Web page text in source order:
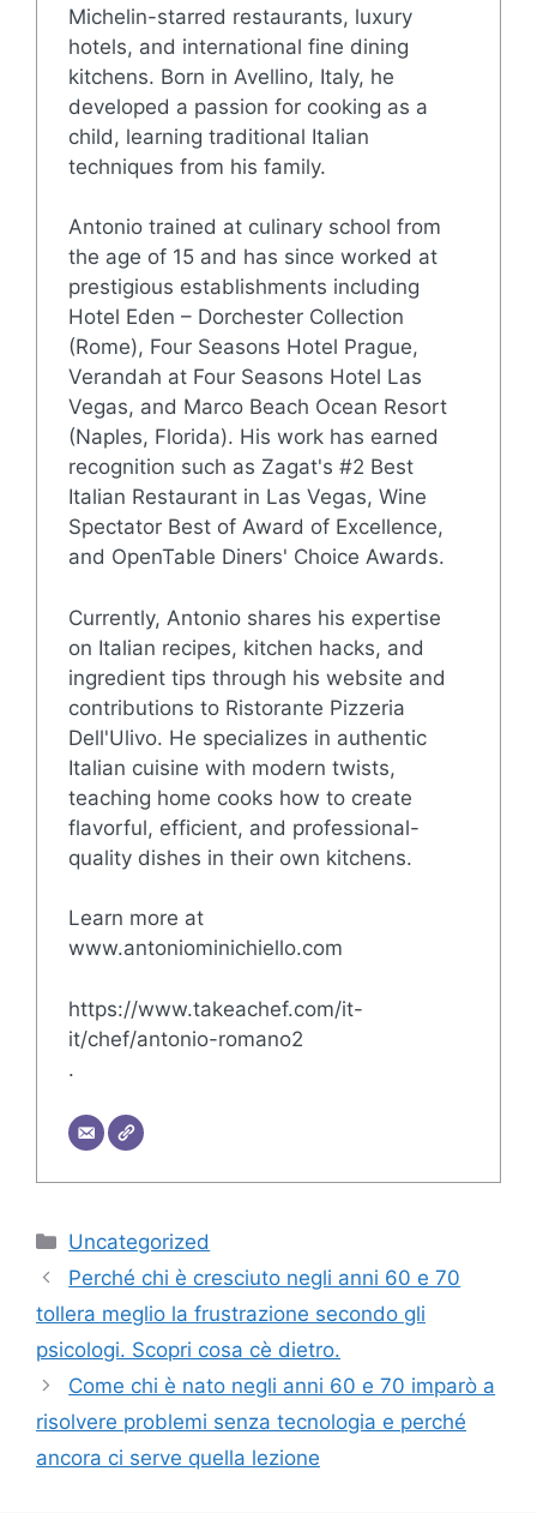
Michelin-starred restaurants, luxury
hotels, and international fine dining
kitchens. Born in Avellino, Italy, he
developed a passion for cooking as a
child, learning traditional Italian
techniques from his family.
Antonio trained at culinary school from
the age of 15 and has since worked at
prestigious establishments including
Hotel Eden – Dorchester Collection
(Rome), Four Seasons Hotel Prague,
Verandah at Four Seasons Hotel Las
Vegas, and Marco Beach Ocean Resort
(Naples, Florida). His work has earned
recognition such as Zagat's #2 Best
Italian Restaurant in Las Vegas, Wine
Spectator Best of Award of Excellence,
and OpenTable Diners' Choice Awards.
Currently, Antonio shares his expertise
on Italian recipes, kitchen hacks, and
ingredient tips through his website and
contributions to Ristorante Pizzeria
Dell'Ulivo. He specializes in authentic
Italian cuisine with modern twists,
teaching home cooks how to create
flavorful, efficient, and professional-
quality dishes in their own kitchens.
Learn more at
www.antoniominichiello.com
https://www.takeachef.com/it-
it/chef/antonio-romano2
.
Categories
Uncategorized
Perché chi è cresciuto negli anni 60 e 70
tollera meglio la frustrazione secondo gli
psicologi. Scopri cosa cè dietro.
Come chi è nato negli anni 60 e 70 imparò a
risolvere problemi senza tecnologia e perché
ancora ci serve quella lezione